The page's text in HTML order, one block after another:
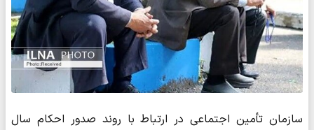
سازمان تأمین اجتماعی در ارتباط با روند صدور احکام سال